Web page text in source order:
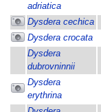
adriatica
Dysdera cechica
Dysdera crocata
Dysdera
dubrovninnii
Dysdera
erythrina